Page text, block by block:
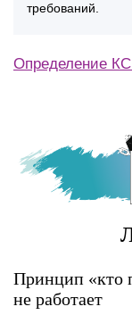
требований.
Определение
Принцип «кто
не работает